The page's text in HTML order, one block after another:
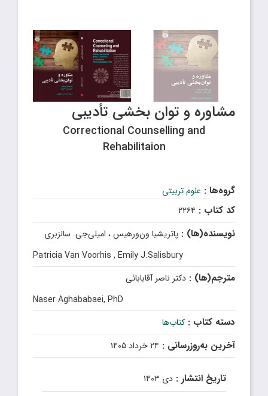
مشاوره و توان بخشی تأدیبی
Correctional Counselling and
Rehabilitaion
گروه‌ها : علوم تربیتی
کد کتاب : ۲۲۶۴
نویسنده(ها) : پاتریشیا ون‌ورهیس ، امیلی‌جی. ‌سالزبری
Patricia Van Voorhis , Emily J.Salisbury
مترجم(ها) : دکتر ناصر آقابابائی
Naser Aghababaei, PhD
دسته کتاب : کتاب‌ها
آخرین به‌روزرسانی : ۲۴ خرداد ۱۴۰۵
تاریخ انتشار : دی ۱۴۰۳